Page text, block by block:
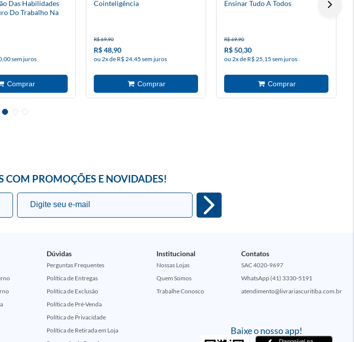
Das Habilidades
Do Trabalho Na
sem juros
Cointeligência
R$ 69,90
R$ 48,90
ou 2x de R$ 24,45 sem juros
Ensinar Tudo A Todos
R$ 69,90
R$ 50,30
ou 2x de R$ 25,15 sem juros
COM PROMOÇÕES E NOVIDADES!
Baixe o nosso app!
Dúvidas
Perguntas Frequentes
Política de Entregas
Política de Exclusão
Política de Pré-Venda
Política de Privacidade
Política de Retirada em Loja
Institucional
Nossas Lojas
Quem Somos
Trabalhe Conosco
Contatos
SAC 4020-9697
WhatsApp (41) 3330-5191
atendimento@livrariascuritiba.com.br